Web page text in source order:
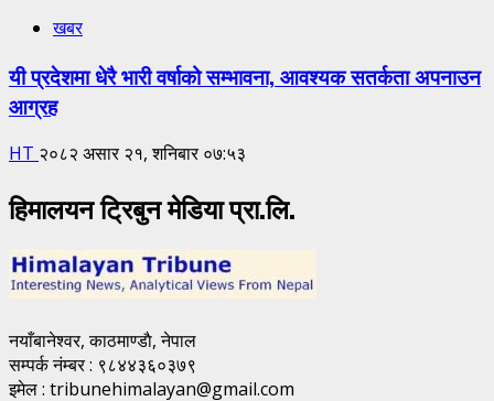
खबर
यी प्रदेशमा धेरै भारी वर्षाको सम्भावना, आवश्यक सतर्कता अपनाउन
आग्रह
HT २०८२ असार २१, शनिबार ०७:५३
हिमालयन ट्रिबुन मेडिया प्रा.लि.
नयाँबानेश्वर, काठमाण्डाै, नेपाल
सम्पर्क नंम्बर : ९८४४३६०३७९
इमेल : tribunehimalayan@gmail.com